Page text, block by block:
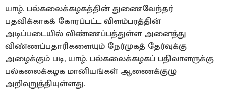
யாழ். பல்கலைக்கழகத்தின் துணைவேந்தர்
பதவிக்காகக் கோரப்பட்ட விளம்பரத்தின்
அடிப்படையில் விண்ணப்பத்துள்ள அனைத்து
விண்ணப்பதாரிகளையும் நேர்முகத் தேர்வுக்கு
அழைக்கும் படி, யாழ். பல்கலைக்கழகப் பதிவாளருக்கு
பல்கலைக்கழக மானியங்கள் ஆணைக்குழு
அறிவுறுத்தியுள்ளது.